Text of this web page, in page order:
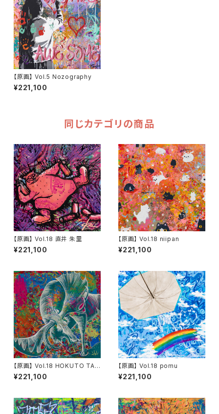
【原画】 Vol.5 Nozography
¥221,100
同じカテゴリの商品
【原画】 Vol.18 直井 朱里
¥221,100
【原画】 Vol.18 niipan
¥221,100
【原画】 Vol.18 HOKUTO TAN
EICHI
¥221,100
【原画】 Vol.18 pomu
¥221,100